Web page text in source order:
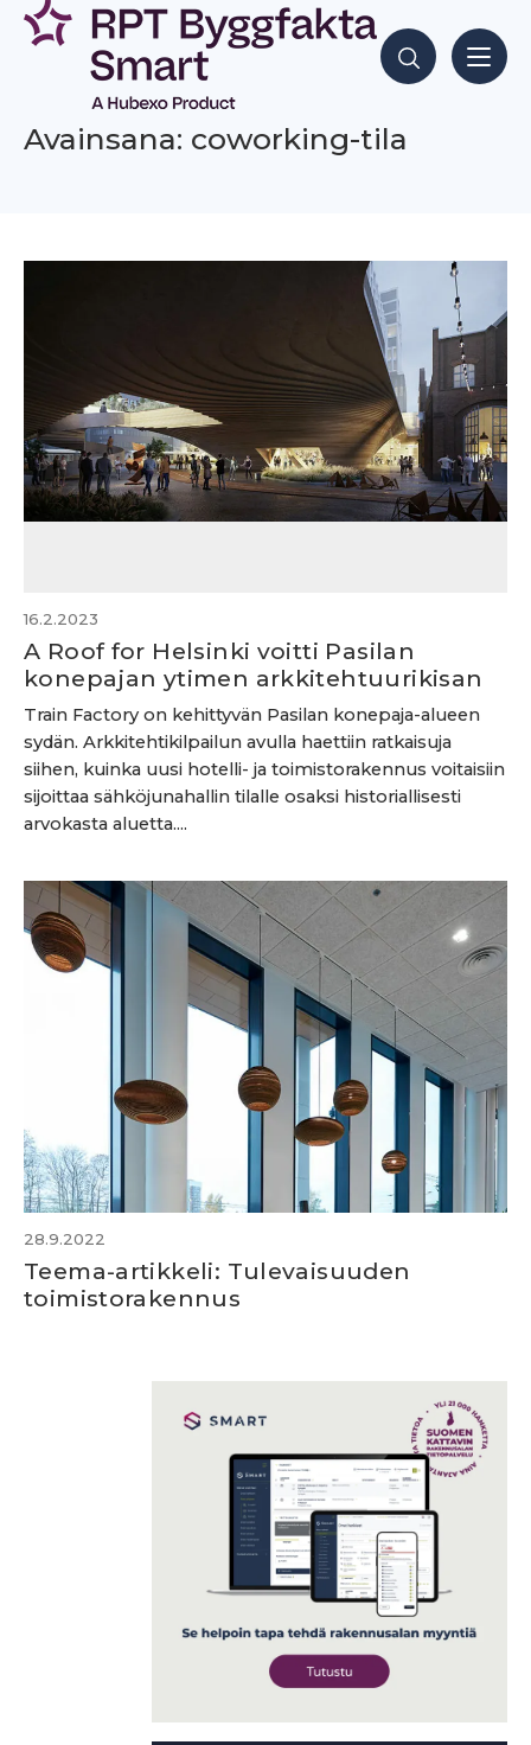
Siirry
sisältöön
Hae sisältöjä
Avainsana: coworking-tila
16.2.2023
A Roof for Helsinki voitti Pasilan
konepajan ytimen arkkitehtuurikisan
Train Factory on kehittyvän Pasilan konepaja-alueen
sydän. Arkkitehtikilpailun avulla haettiin ratkaisuja
siihen, kuinka uusi hotelli- ja toimistorakennus voitaisiin
sijoittaa sähköjunahallin tilalle osaksi historiallisesti
arvokasta aluetta....
28.9.2022
Teema-artikkeli: Tulevaisuuden
toimistorakennus